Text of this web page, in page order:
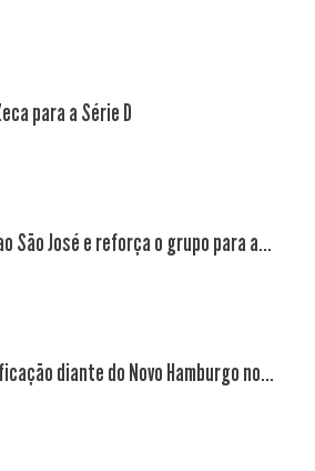
para a Série D
São José e reforça o grupo para a...
diante do Novo Hamburgo no...